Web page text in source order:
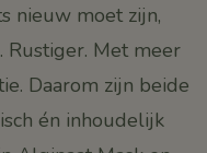
nieuw moet zijn,
Rustiger. Met meer
Daarom zijn beide
én inhoudelijk